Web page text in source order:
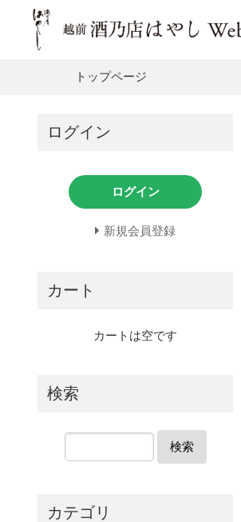
トップページ
ログイン
ログイン
新規会員登録
カート
カートは空です
検索
検索
カテゴリ